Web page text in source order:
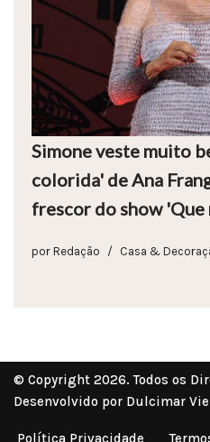
Simone veste muito
colorida' de Ana
frescor do show 'Que
por Redação Casa &
© Copyright 2026. Todos os
Desenvolvido por Dulcimar
Política Privacidade